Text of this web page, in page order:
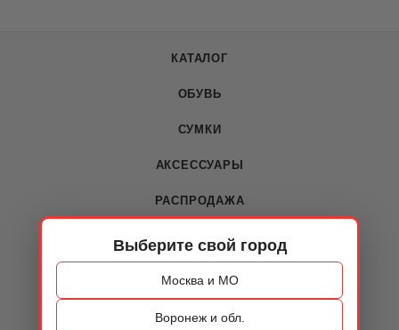
Выберите свой город
Москва и МО
Воронеж и обл.
КАТАЛОГ
ОБУВЬ
СУМКИ
АКСЕССУАРЫ
РАСПРОДАЖА
О КОМПАНИИ
О компании
Новости